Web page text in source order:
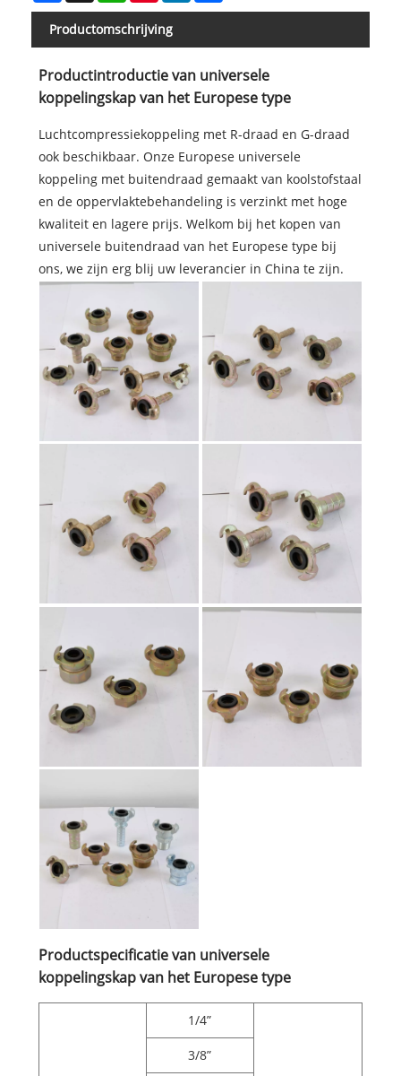
Productomschrijving
Productintroductie van universele
koppelingskap van het Europese type
Luchtcompressiekoppeling met R-draad en G-draad
ook beschikbaar. Onze Europese universele
koppeling met buitendraad gemaakt van koolstofstaal
en de oppervlaktebehandeling is verzinkt met hoge
kwaliteit en lagere prijs. Welkom bij het kopen van
universele buitendraad van het Europese type bij
ons, we zijn erg blij uw leverancier in China te zijn.
Productspecificatie van universele
koppelingskap van het Europese type
1/4”
3/8”